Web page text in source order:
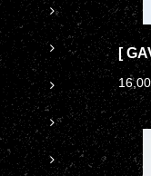
[